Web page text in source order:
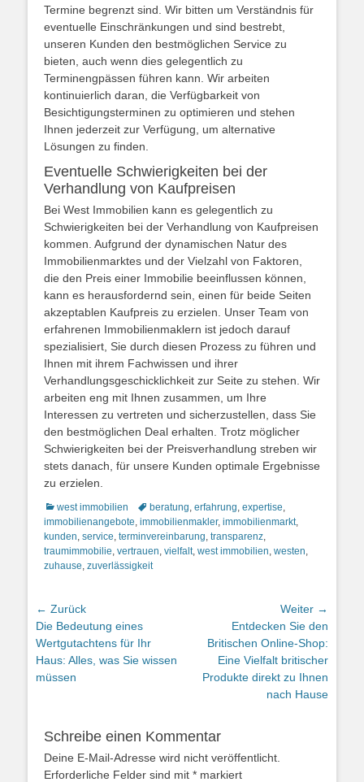
Termine begrenzt sind. Wir bitten um Verständnis für
eventuelle Einschränkungen und sind bestrebt,
unseren Kunden den bestmöglichen Service zu
bieten, auch wenn dies gelegentlich zu
Terminengpässen führen kann. Wir arbeiten
kontinuierlich daran, die Verfügbarkeit von
Besichtigungsterminen zu optimieren und stehen
Ihnen jederzeit zur Verfügung, um alternative
Lösungen zu finden.
Eventuelle Schwierigkeiten bei der
Verhandlung von Kaufpreisen
Bei West Immobilien kann es gelegentlich zu
Schwierigkeiten bei der Verhandlung von Kaufpreisen
kommen. Aufgrund der dynamischen Natur des
Immobilienmarktes und der Vielzahl von Faktoren,
die den Preis einer Immobilie beeinflussen können,
kann es herausfordernd sein, einen für beide Seiten
akzeptablen Kaufpreis zu erzielen. Unser Team von
erfahrenen Immobilienmaklern ist jedoch darauf
spezialisiert, Sie durch diesen Prozess zu führen und
Ihnen mit ihrem Fachwissen und ihrer
Verhandlungsgeschicklichkeit zur Seite zu stehen. Wir
arbeiten eng mit Ihnen zusammen, um Ihre
Interessen zu vertreten und sicherzustellen, dass Sie
den bestmöglichen Deal erhalten. Trotz möglicher
Schwierigkeiten bei der Preisverhandlung streben wir
stets danach, für unsere Kunden optimale Ergebnisse
zu erzielen.
Kategorien
west immobilien Schlagworte
beratung, erfahrung, expertise,
immobilienangebote, immobilienmakler, immobilienmarkt,
kunden, service, terminvereinbarung, transparenz,
traumimmobilie, vertrauen, vielfalt, west immobilien, westen,
zuhause, zuverlässigkeit
Beitragsnavigation
← Zurück
Vorheriger
Beitrag:
Die Bedeutung eines
Wertgutachtens für Ihr
Haus: Alles, was Sie wissen
müssen
Weiter →
Beitrag:
Entdecken Sie den
Britischen Online-Shop:
Eine Vielfalt britischer
Produkte direkt zu Ihnen
nach Hause
Schreibe einen Kommentar
Deine E-Mail-Adresse wird nicht veröffentlicht.
Erforderliche Felder sind mit * markiert